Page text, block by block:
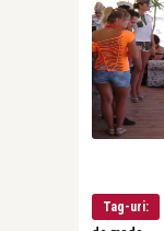
Tag-uri: